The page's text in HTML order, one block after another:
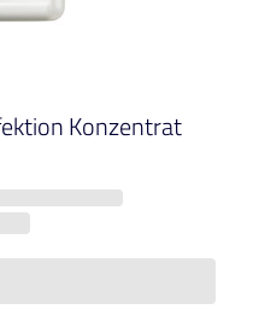
Konzentrat